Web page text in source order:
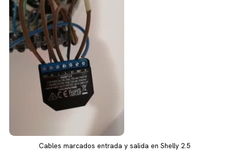
Cables marcados entrada y salida en Shelly 2.5